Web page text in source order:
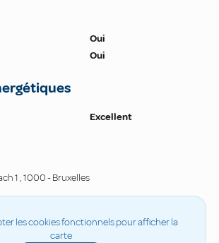
Oui
Oui
Excellent
1 ,1000-Bruxelles
les cookies fonctionnels pour afficher la
carte